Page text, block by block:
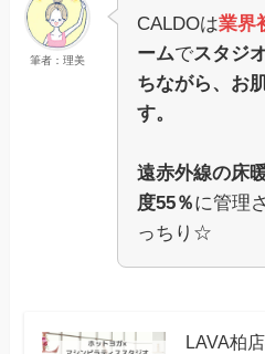
筆者：理美
CALDOは業界
ームでスタジ
ちながら、お
す。
遠赤外線の床
度55％に管理
っちり☆
LAVA柏